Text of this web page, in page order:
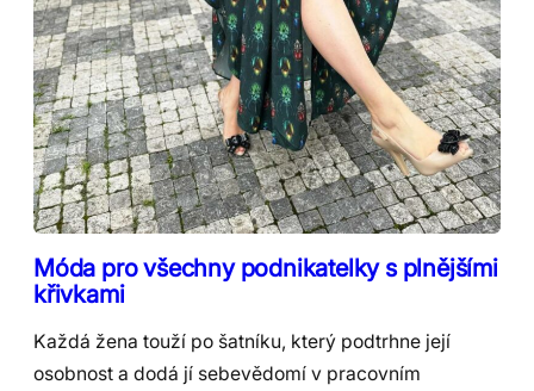
Móda pro všechny podnikatelky s plnějšími
křivkami
Každá žena touží po šatníku, který podtrhne její
osobnost a dodá jí sebevědomí v pracovním